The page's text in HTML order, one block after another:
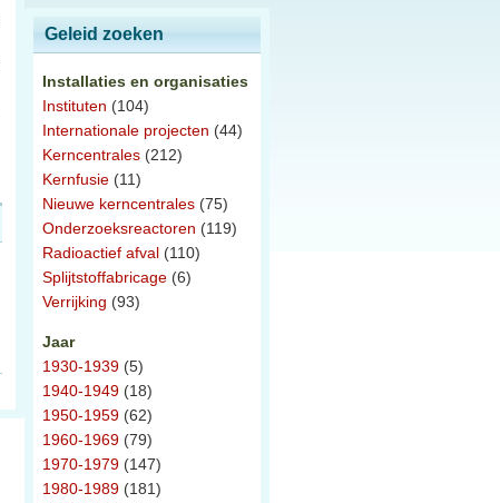
Geleid zoeken
Installaties en organisaties
Instituten (104)
Internationale projecten (44)
Kerncentrales (212)
Kernfusie (11)
Nieuwe kerncentrales (75)
Onderzoeksreactoren (119)
Radioactief afval (110)
Splijtstoffabricage (6)
Verrijking (93)
Jaar
1930-1939 (5)
1940-1949 (18)
1950-1959 (62)
1960-1969 (79)
1970-1979 (147)
1980-1989 (181)